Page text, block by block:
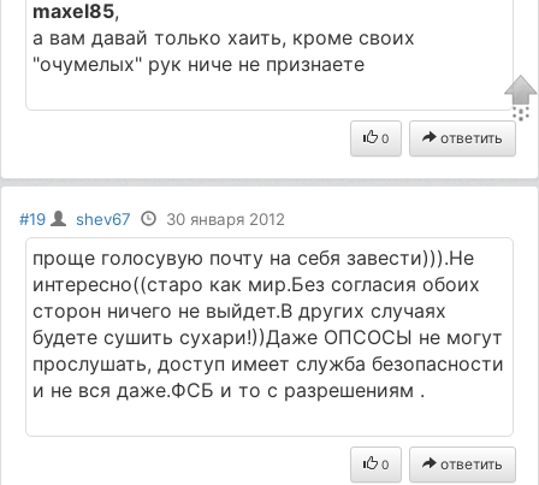
maxel85,
а вам давай только хаить, кроме своих
"очумелых" рук ниче не признаете
0 ответить
#19 shev67 30 января 2012
проще голосувую почту на себя завести))).Не
интересно((старо как мир.Без согласия обоих
сторон ничего не выйдет.В других случаях
будете сушить сухари!))Даже ОПСОСЫ не могут
прослушать, доступ имеет служба безопасности
и не вся даже.ФСБ и то с разрешениям .
0 ответить